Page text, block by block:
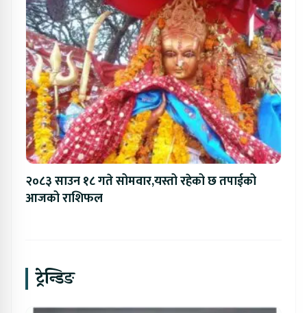
२०८३ साउन १८ गते सोमवार,यस्तो रहेको छ तपाईको
आजको राशिफल
ट्रेन्डिङ